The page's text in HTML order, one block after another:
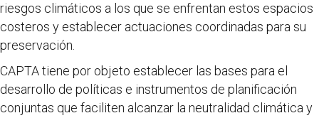
riesgos climáticos a los que se enfrentan estos espacios
costeros y establecer actuaciones coordinadas para su
preservación.
CAPTA tiene por objeto establecer las bases para el
desarrollo de políticas e instrumentos de planificación
conjuntas que faciliten alcanzar la neutralidad climática y